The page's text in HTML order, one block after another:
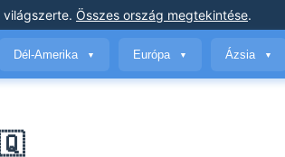
világszerte. Összes ország megtekintése.
Dél-Amerika ▼ Európa ▼ Ázsia ▼